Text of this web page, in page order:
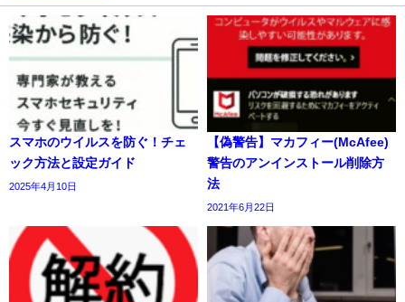
スマホのウイルスを防ぐ！チェ
ック方法と設定ガイド
2025年4月10日
【偽警告】マカフィー(McAfee)
警告のアンインストール削除方
法
2021年6月22日